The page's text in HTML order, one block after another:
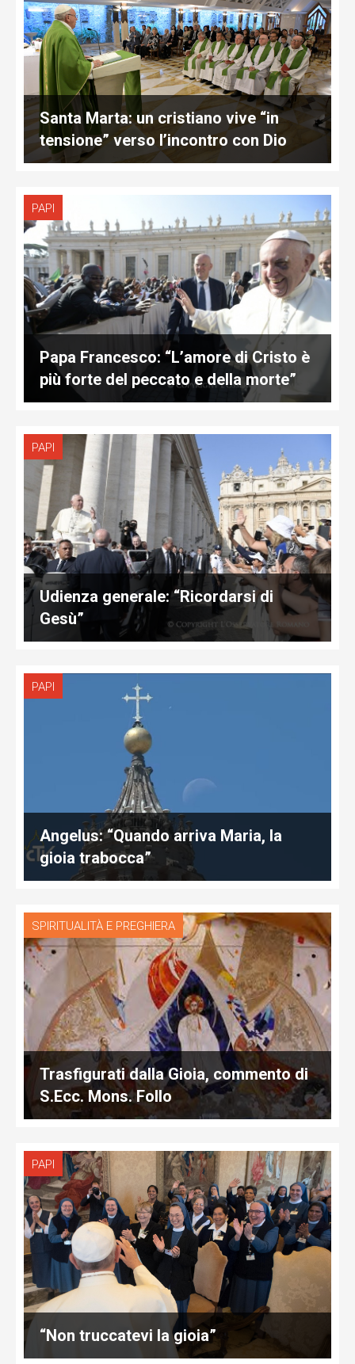
Santa Marta: un cristiano vive “in
tensione” verso l’incontro con Dio
PAPI
Papa Francesco: “L’amore di Cristo è
più forte del peccato e della morte”
PAPI
Udienza generale: “Ricordarsi di
Gesù”
PAPI
Angelus: “Quando arriva Maria, la
gioia trabocca”
SPIRITUALITÀ E PREGHIERA
Trasfigurati dalla Gioia, commento di
S.Ecc. Mons. Follo
PAPI
“Non truccatevi la gioia”